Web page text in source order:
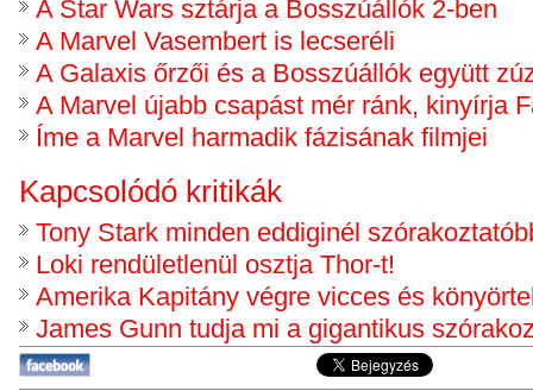
A Star Wars sztárja a Bosszúállók 2-ben
A Marvel Vasembert is lecseréli
A Galaxis őrzői és a Bosszúállók együtt
A Marvel újabb csapást mér ránk, kinyírja
Íme a Marvel harmadik fázisának filmjei
Kapcsolódó kritikák
Tony Stark minden eddiginél
Loki rendületlenül osztja Thor-t!
Amerika Kapitány végre vicces és
James Gunn tudja mi a gigantikus